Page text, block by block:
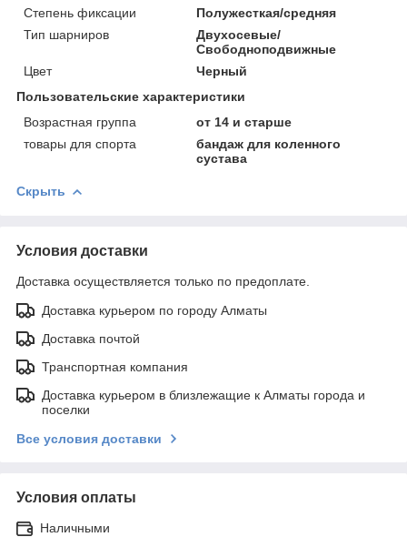
Степень фиксации
Полужесткая/средняя
Тип шарниров
Двухосевые/
Свободноподвижные
Цвет
Черный
Пользовательские характеристики
Возрастная группа
от 14 и старше
товары для спорта
бандаж для коленного
сустава
Скрыть
Условия доставки
Доставка осуществляется только по предоплате.
Доставка курьером по городу Алматы
Доставка почтой
Транспортная компания
Доставка курьером в близлежащие к Алматы города и
поселки
Все условия доставки
Условия оплаты
Наличными